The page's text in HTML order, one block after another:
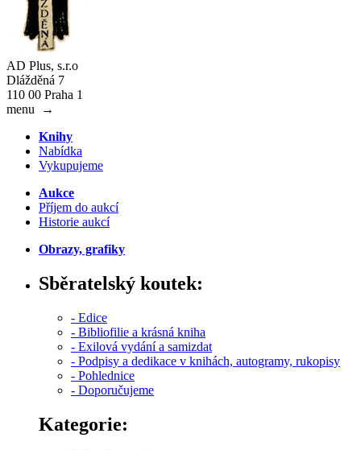
AD Plus, s.r.o
Dlážděná 7
110 00 Praha 1
menu
→
Knihy
Nabídka
Vykupujeme
Aukce
Příjem do aukcí
Historie aukcí
Obrazy, grafiky
Sběratelský koutek:
- Edice
- Bibliofilie a krásná kniha
- Exilová vydání a samizdat
- Podpisy a dedikace v knihách, autogramy, rukopisy
- Pohlednice
- Doporučujeme
Kategorie: